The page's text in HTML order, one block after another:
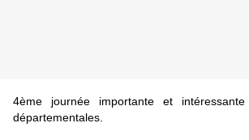
4ème journée importante et
départementales.